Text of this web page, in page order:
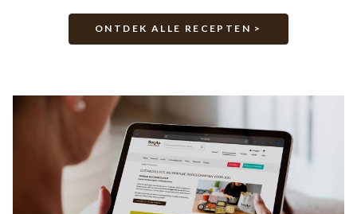
ONTDEK ALLE RECEPTEN >